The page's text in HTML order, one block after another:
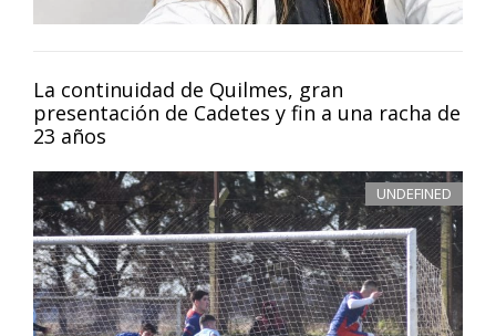
La continuidad de Quilmes, gran
presentación de Cadetes y fin a una racha de
23 años
UNDEFINED